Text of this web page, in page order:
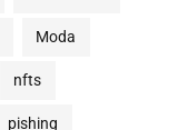
Moda
nfts
pishing